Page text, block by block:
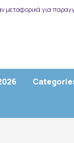
μεταφορικά για